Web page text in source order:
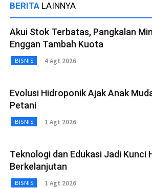
BERITA LAINNYA
Akui Stok Terbatas, Pangkalan
Enggan Tambah Kuota
BISNIS 4 Agt 2026
Evolusi Hidroponik Ajak Anak
Petani
BISNIS 1 Agt 2026
Teknologi dan Edukasi Jadi Kunci
Berkelanjutan
BISNIS 1 Agt 2026